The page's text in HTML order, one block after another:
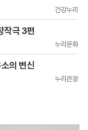
건강누리
작극 3편
누리문화
의 변신
누리관광